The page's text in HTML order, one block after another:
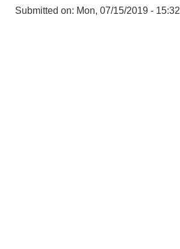
Submitted on: Mon, 07/15/2019 - 15:32